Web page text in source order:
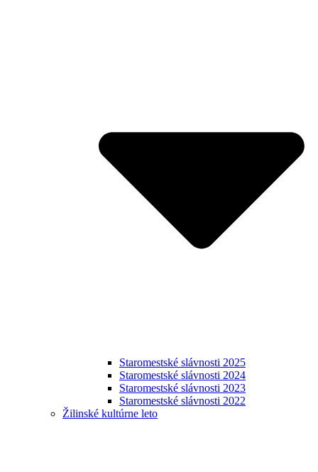
Staromestské slávnosti 2025
Staromestské slávnosti 2024
Staromestské slávnosti 2023
Staromestské slávnosti 2022
Žilinské kultúrne leto